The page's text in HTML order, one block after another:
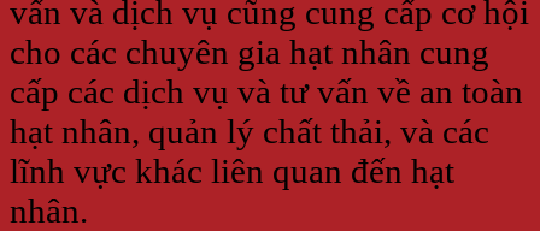
vấn và dịch vụ cũng cung cấp cơ hội
cho các chuyên gia hạt nhân cung
cấp các dịch vụ và tư vấn về an toàn
hạt nhân, quản lý chất thải, và các
lĩnh vực khác liên quan đến hạt
nhân.